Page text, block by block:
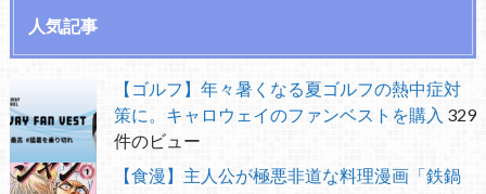
人気記事
【ゴルフ】年々暑くなる夏ゴルフの熱中症対
策に。キャロウェイのファンベストを購入 329
件のビュー
【食漫】主人公が極悪非道な料理漫画「鉄鍋